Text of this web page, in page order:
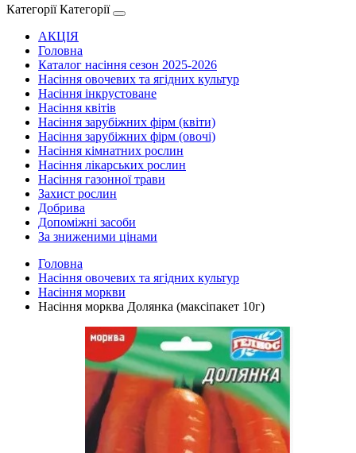
Категорії Категорії
АКЦІЯ
Головна
Каталог насіння сезон 2025-2026
Насіння овочевих та ягідних культур
Насіння інкрустоване
Насіння квітів
Насіння зарубіжних фірм (квіти)
Насіння зарубіжних фірм (овочі)
Насіння кімнатних рослин
Насіння лікарських рослин
Насіння газонної трави
Захист рослин
Добрива
Допоміжні засоби
За зниженими цінами
Головна
Насіння овочевих та ягідних культур
Насіння моркви
Насіння морква Долянка (максіпакет 10г)